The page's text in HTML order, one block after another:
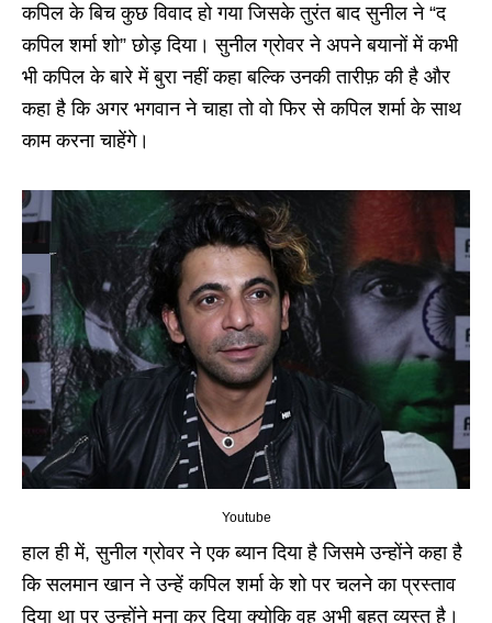
कपिल के बिच कुछ विवाद हो गया जिसके तुरंत बाद सुनील ने “द
कपिल शर्मा शो” छोड़ दिया। सुनील ग्रोवर ने अपने बयानों में कभी
भी कपिल के बारे में बुरा नहीं कहा बल्कि उनकी तारीफ़ की है और
कहा है कि अगर भगवान ने चाहा तो वो फिर से कपिल शर्मा के साथ
काम करना चाहेंगे।
Youtube
हाल ही में, सुनील ग्रोवर ने एक ब्यान दिया है जिसमे उन्होंने कहा है
कि सलमान खान ने उन्हें कपिल शर्मा के शो पर चलने का प्रस्ताव
दिया था पर उन्होंने मना कर दिया क्योकि वह अभी बहुत व्यस्त है।